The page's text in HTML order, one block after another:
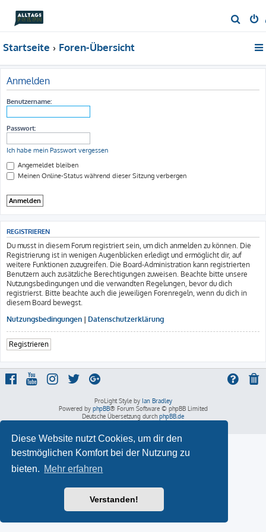
Diese Website nutzt Cookies, um dir den
bestmöglichen Komfort bei der Nutzung zu
bieten. Mehr erfahren
Verstanden!
u
Startseite Foren-Übersicht
Anmelden
Benutzername:
Passwort:
Ich habe mein Passwort vergessen
Angemeldet bleiben
Meinen Online-Status während dieser Sitzung verbergen
REGISTRIEREN
Du musst in diesem Forum registriert sein, um dich anmelden zu können. Die
Registrierung ist in wenigen Augenblicken erledigt und ermöglicht dir, auf
weitere Funktionen zuzugreifen. Die Board-Administration kann registrierten
Benutzern auch zusätzliche Berechtigungen zuweisen. Beachte bitte unsere
Nutzungsbedingungen und die verwandten Regelungen, bevor du dich
registrierst. Bitte beachte auch die jeweiligen Forenregeln, wenn du dich in
diesem Board bewegst.
Nutzungsbedingungen | Datenschutzerklärung
Registrieren
ProLight Style by Ian Bradley
Powered by phpBB® Forum Software © phpBB Limited
Deutsche Übersetzung durch phpBB.de